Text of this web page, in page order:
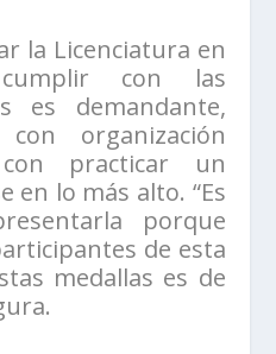
la Licenciatura en
con las
es demandante,
organización
practicar un
en lo más alto. “Es
porque
de esta
medallas es de